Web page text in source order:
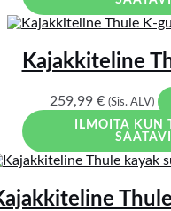
Kajakkiteline
259,99 € (Sis. ALV)
ILMOITA KUN